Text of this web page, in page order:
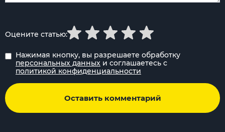
Нажимая кнопку, вы разрешаете обработку
персональных данных и соглашаетесь с
политикой конфиденциальности
Оставить комментарий
Оцените статью: